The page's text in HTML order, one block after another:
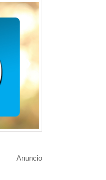
❯
Anuncio